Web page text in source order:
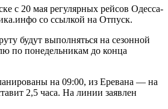
с 20 мая регулярных рейсов Одесса-
со ссылкой на Отпуск.
будут выполняться на сезонной
по понедельникам до конца
на 09:00, из Еревана — на
2,5 часа. На линии заявлен